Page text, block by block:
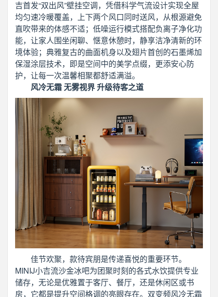
吉首发“双出风”壁挂空调，凭借科学气流设计实现全屋
均匀速冷暖覆盖，上下两个风口同时送风，从根源避免
直吹带来的体感不适；低噪运行模式搭配负离子净化功
能，让家人围坐闲聊、惬意休憩时，静享洁净清新的环
境体验；典雅复古的曲面机身以及翅片首创的石墨烯加
保湿涂层技术，即是空间中的美学点缀，更添安心防
护，让每一次温馨相聚都舒适满溢。
风冷无霜 无雾视界 升级待客之道
佳节欢聚，款待宾朋是传递喜悦的重要环节。
MINIJ小吉流沙金冰吧为团聚时刻的各式水饮提供专业
储存，无论是优雅置于客厅、餐厅，还是休闲区或书
房，它都是提升空间格调的亮眼存在。双变频风冷无霜